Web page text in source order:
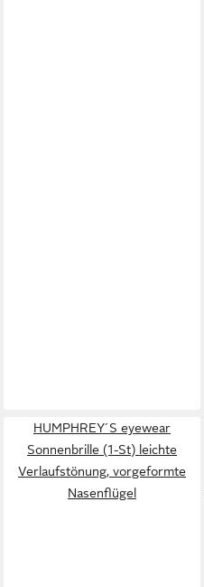
HUMPHREY´S eyewear
Sonnenbrille (1-St) leichte
Verlaufstönung, vorgeformte
Nasenflügel